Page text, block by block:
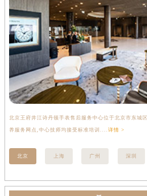
北京王府井江诗丹顿手表售后服务中心位于北京市东城
养服务网点,中心技师均接受标准培训.... 详情 >
北京 上海 广州 深圳